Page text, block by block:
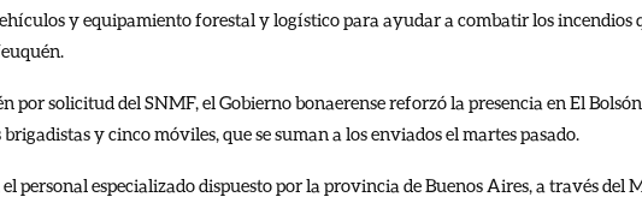
y equipamiento forestal y logístico para ayudar a combatir los incendios
por solicitud del SNMF, el Gobierno bonaerense reforzó la presencia en El
y cinco móviles, que se suman a los enviados el martes pasado.
personal especializado dispuesto por la provincia de Buenos Aires, a través del